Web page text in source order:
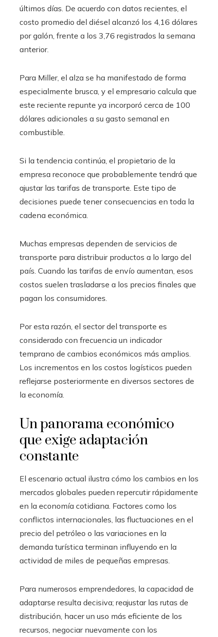
últimos días. De acuerdo con datos recientes, el
costo promedio del diésel alcanzó los 4,16 dólares
por galón, frente a los 3,76 registrados la semana
anterior.
Para Miller, el alza se ha manifestado de forma
especialmente brusca, y el empresario calcula que
este reciente repunte ya incorporó cerca de 100
dólares adicionales a su gasto semanal en
combustible.
Si la tendencia continúa, el propietario de la
empresa reconoce que probablemente tendrá que
ajustar las tarifas de transporte. Este tipo de
decisiones puede tener consecuencias en toda la
cadena económica.
Muchas empresas dependen de servicios de
transporte para distribuir productos a lo largo del
país. Cuando las tarifas de envío aumentan, esos
costos suelen trasladarse a los precios finales que
pagan los consumidores.
Por esta razón, el sector del transporte es
considerado con frecuencia un indicador
temprano de cambios económicos más amplios.
Los incrementos en los costos logísticos pueden
reflejarse posteriormente en diversos sectores de
la economía.
Un panorama económico
que exige adaptación
constante
El escenario actual ilustra cómo los cambios en los
mercados globales pueden repercutir rápidamente
en la economía cotidiana. Factores como los
conflictos internacionales, las fluctuaciones en el
precio del petróleo o las variaciones en la
demanda turística terminan influyendo en la
actividad de miles de pequeñas empresas.
Para numerosos emprendedores, la capacidad de
adaptarse resulta decisiva; reajustar las rutas de
distribución, hacer un uso más eficiente de los
recursos, negociar nuevamente con los